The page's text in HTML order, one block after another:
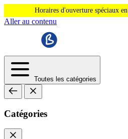
Horaires d'ouverture spéciaux en
Aller au contenu
Toutes les catégories
Catégories